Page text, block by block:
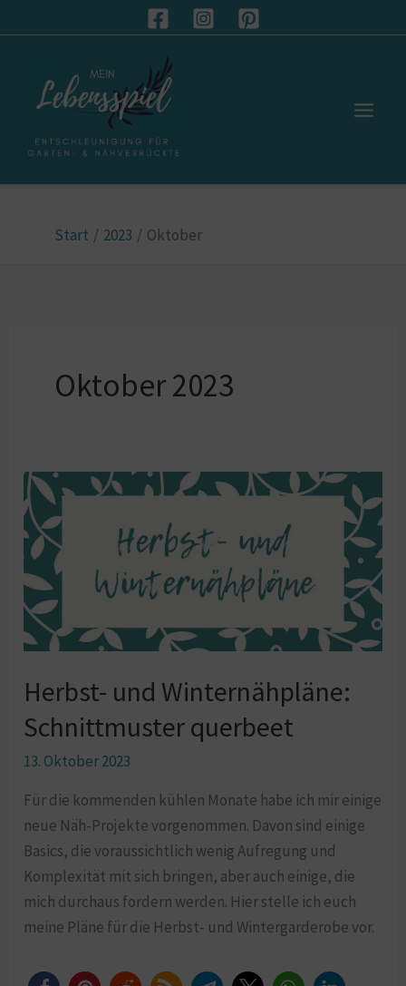
Inhalt
Start 2023 Oktober
Oktober 2023
Herbst- und Winternähpläne:
Schnittmuster querbeet
13. Oktober 2023
Für die kommenden kühlen Monate habe ich mir einige
neue Näh-Projekte vorgenommen. Davon sind einige
Basics, die voraussichtlich wenig Aufregung und
Komplexität mit sich bringen, aber auch einige, die
mich durchaus fordern werden. Hier stelle ich euch
meine Pläne für die Herbst- und Wintergarderobe vor.
Herbst-
und
Winternähpläne:
Schnittmuster
querbeet